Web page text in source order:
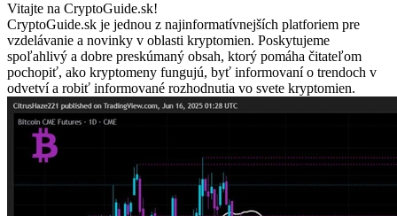
Vitajte na CryptoGuide.sk!
CryptoGuide.sk je jednou z najinformatívnejších platforiem pre
vzdelávanie a novinky v oblasti kryptomien. Poskytujeme
spoľahlivý a dobre preskúmaný obsah, ktorý pomáha čitateľom
pochopiť, ako kryptomeny fungujú, byť informovaní o trendoch v
odvetví a robiť informované rozhodnutia vo svete kryptomien.